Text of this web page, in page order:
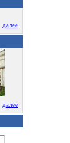
далее
далее